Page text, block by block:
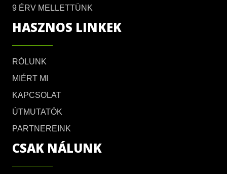
9 ÉRV MELLETTÜNK
HASZNOS LINKEK
RÓLUNK
MIÉRT MI
KAPCSOLAT
ÚTMUTATÓK
PARTNEREINK
CSAK NÁLUNK